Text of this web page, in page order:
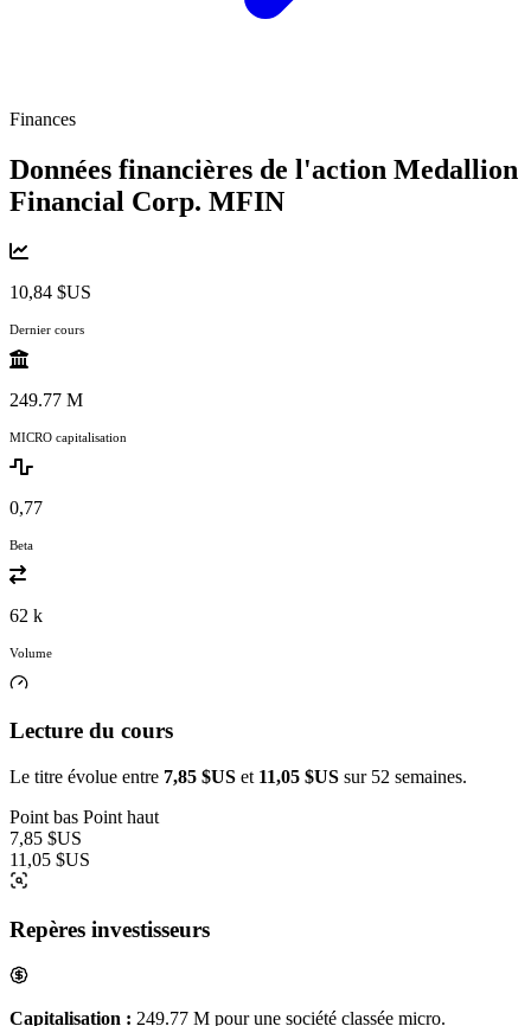
Finances
Données financières de l'action Medallion
Financial Corp. MFIN
10,84 $US
Dernier cours
249.77 M
MICRO capitalisation
0,77
Beta
62 k
Volume
Lecture du cours
Le titre évolue entre 7,85 $US et 11,05 $US sur 52 semaines.
Point bas Point haut
7,85 $US
11,05 $US
Repères investisseurs
Capitalisation : 249.77 M pour une société classée micro.